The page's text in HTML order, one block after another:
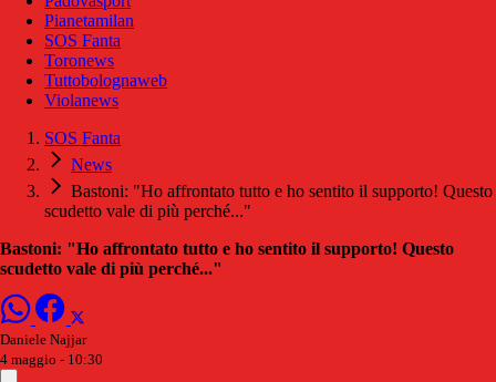
Pianetamilan
SOS Fanta
Toronews
Tuttobolognaweb
Violanews
SOS Fanta
News
Bastoni: "Ho affrontato tutto e ho sentito il supporto! Questo
scudetto vale di più perché..."
Bastoni: "Ho affrontato tutto e ho sentito il supporto! Questo
scudetto vale di più perché..."
Daniele Najjar
4 maggio - 10:30